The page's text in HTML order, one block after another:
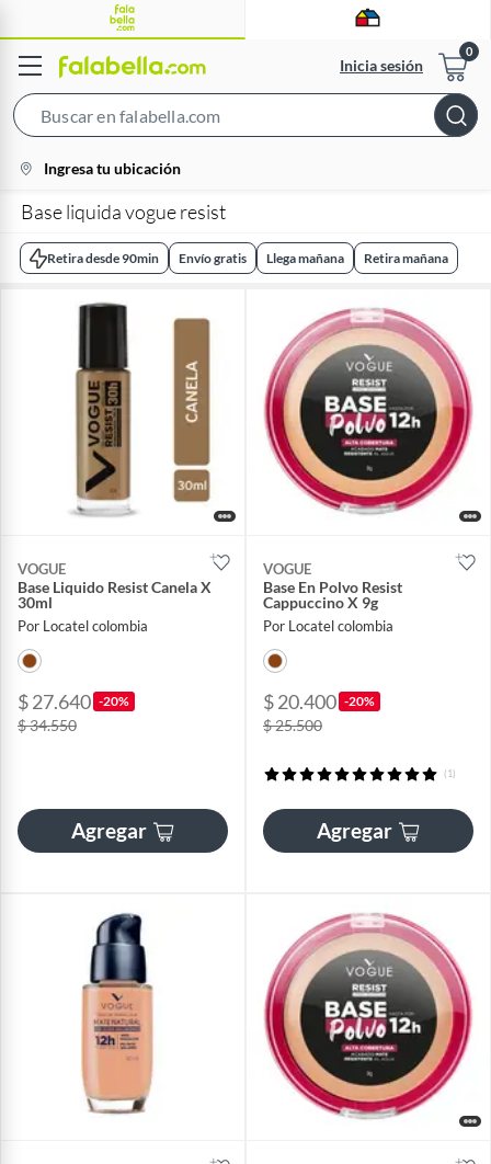
Inicia sesión
Bar
location-
icon
Ingresa tu ubicación
Base liquida vogue resist
Retira desde 90min Envío gratis Llega mañana Retira mañana
VOGUE
Base Liquido Resist Canela X
30ml
Por Locatel colombia
$ 27.640 -20%
$ 34.550
Agregar
VOGUE
Base En Polvo Resist
Cappuccino X 9g
Por Locatel colombia
$ 20.400 -20%
$ 25.500
(1)
Agregar